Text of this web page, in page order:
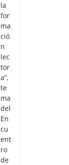
la
for
ma
ció
n
lec
tor
a”,
te
ma
del
En
cu
ent
ro
de